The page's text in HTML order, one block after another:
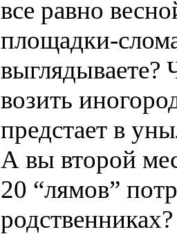
все равно
площадки-
выглядываете?
возить
предстает в
А вы второй
20 “лямов”